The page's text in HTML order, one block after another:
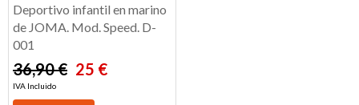
Deportivo infantil en marino
de JOMA. Mod. Speed. D-
001
36,90 € 25 €
IVA Incluido